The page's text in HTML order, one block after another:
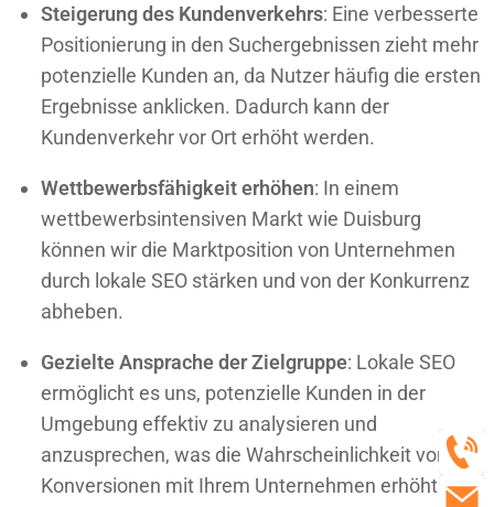
Steigerung des Kundenverkehrs: Eine verbesserte
Positionierung in den Suchergebnissen zieht mehr
potenzielle Kunden an, da Nutzer häufig die ersten
Ergebnisse anklicken. Dadurch kann der
Kundenverkehr vor Ort erhöht werden.
Wettbewerbsfähigkeit erhöhen: In einem
wettbewerbsintensiven Markt wie Duisburg
können wir die Marktposition von Unternehmen
durch lokale SEO stärken und von der Konkurrenz
abheben.
Gezielte Ansprache der Zielgruppe: Lokale SEO
ermöglicht es uns, potenzielle Kunden in der
Umgebung effektiv zu analysieren und
anzusprechen, was die Wahrscheinlichkeit von
Konversionen mit Ihrem Unternehmen erhöht.